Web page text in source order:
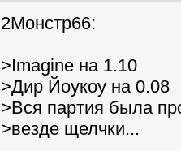
2Монстр66:
>Imagine на 1.10
>Дир Йоукоу на 0.08
>Вся партия была
>везде щелчки...